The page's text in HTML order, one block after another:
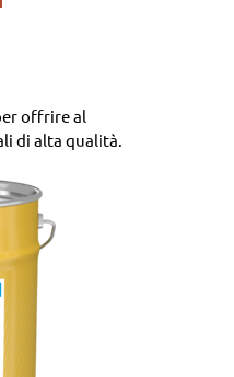
offrire al
di alta qualità.